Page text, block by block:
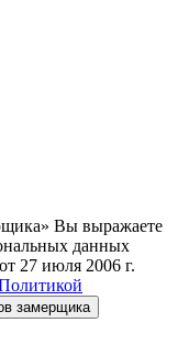
Вы выражаете
данных
27 июля 2006 г.
замерщика